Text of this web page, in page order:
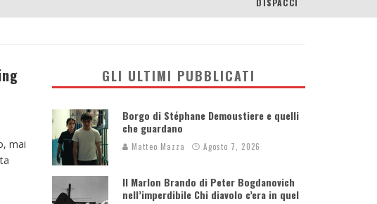
DISPACCI
mai
GLI ULTIMI PUBBLICATI
Borgo di Stéphane Demoustiere e quelli
che guardano
Matteo Mazza Agosto 7, 2026
Il Marlon Brando di Peter Bogdanovich
nell’imperdibile Chi diavolo c’era in quel